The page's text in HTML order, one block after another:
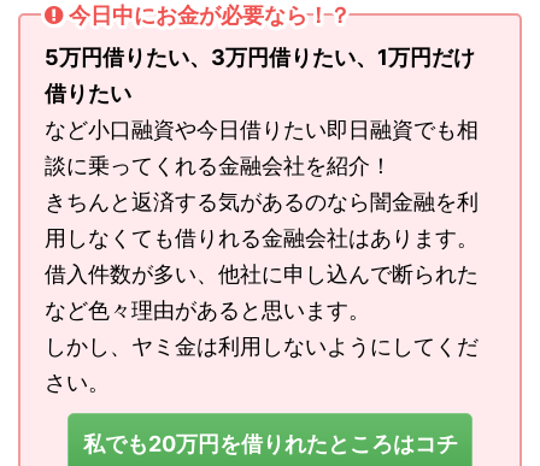
今日中にお金が必要なら！？
5万円借りたい、3万円借りたい、1万円だけ
借りたい
など小口融資や今日借りたい即日融資でも相
談に乗ってくれる金融会社を紹介！
きちんと返済する気があるのなら闇金融を利
用しなくても借りれる金融会社はあります。
借入件数が多い、他社に申し込んで断られた
など色々理由があると思います。
しかし、ヤミ金は利用しないようにしてくだ
さい。
私でも20万円を借りれたところはコチ